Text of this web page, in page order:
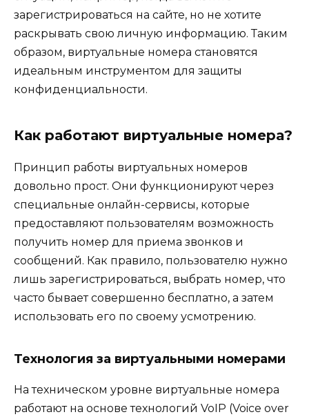
зарегистрироваться на сайте, но не хотите
раскрывать свою личную информацию. Таким
образом, виртуальные номера становятся
идеальным инструментом для защиты
конфиденциальности.
Как работают виртуальные номера?
Принцип работы виртуальных номеров
довольно прост. Они функционируют через
специальные онлайн-сервисы, которые
предоставляют пользователям возможность
получить номер для приема звонков и
сообщений. Как правило, пользователю нужно
лишь зарегистрироваться, выбрать номер, что
часто бывает совершенно бесплатно, а затем
использовать его по своему усмотрению.
Технология за виртуальными номерами
На техническом уровне виртуальные номера
работают на основе технологий VoIP (Voice over